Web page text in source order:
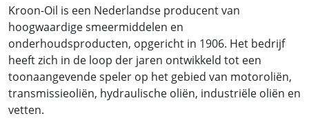
Kroon-Oil is een Nederlandse producent van
hoogwaardige smeermiddelen en
onderhoudsproducten, opgericht in 1906. Het bedrijf
heeft zich in de loop der jaren ontwikkeld tot een
toonaangevende speler op het gebied van motoroliën,
transmissieoliën, hydraulische oliën, industriële oliën en
vetten.